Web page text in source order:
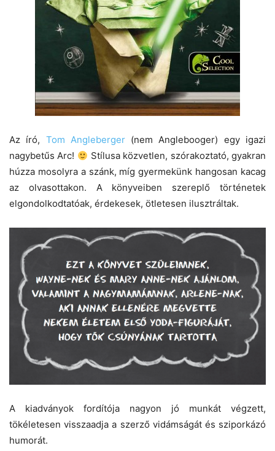
Az író, Tom Angleberger(nem Anglebooger) egy igazi
nagybetűs Arc!
Stílusa közvetlen, szórakoztató, gyakran
húzza mosolyra a szánk, míg gyermekünk hangosan kacag
az olvasottakon. A könyveiben szereplő történetek
elgondolkodtatóak, érdekesek, ötletesen ilusztráltak.
A kiadványok fordítója nagyon jó munkát végzett,
tökéletesen visszaadja a szerző vidámságát és sziporkázó
humorát.